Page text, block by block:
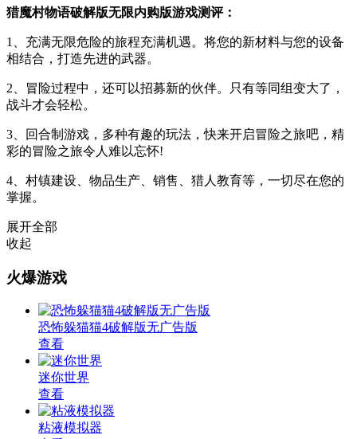
猎魔村物语破解版无限内购版游戏测评：
1、充满无限危险的旅程充满机遇。将您的新材料与您的设备
相结合，打造先进的武器。
2、冒险过程中，还可以招募新的伙伴。只有等同组变大了，
战斗才会轻松。
3、回合制游戏，多种有趣的玩法，快来开启冒险之旅吧，精
彩的冒险之旅令人难以忘怀!
4、村镇建设、物品生产、销售、猎人教育等，一切尽在您的
掌握。
展开全部
收起
火爆游戏
恐怖躲猫猫4破解版无广告版
查看
迷你世界
查看
粘液模拟器